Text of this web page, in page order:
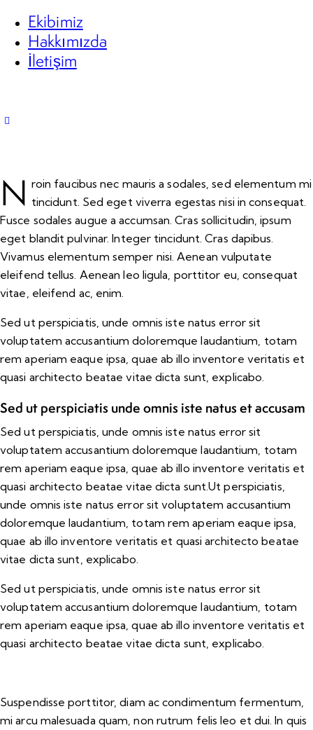
Ekibimiz
Hakkımızda
İletişim
N roin faucibus nec mauris a sodales, sed elementum mi
tincidunt. Sed eget viverra egestas nisi in consequat.
Fusce sodales augue a accumsan. Cras sollicitudin, ipsum
eget blandit pulvinar. Integer tincidunt. Cras dapibus.
Vivamus elementum semper nisi. Aenean vulputate
eleifend tellus. Aenean leo ligula, porttitor eu, consequat
vitae, eleifend ac, enim.
Sed ut perspiciatis, unde omnis iste natus error sit
voluptatem accusantium doloremque laudantium, totam
rem aperiam eaque ipsa, quae ab illo inventore veritatis et
quasi architecto beatae vitae dicta sunt, explicabo.
Sed ut perspiciatis unde omnis iste natus et accusam
Sed ut perspiciatis, unde omnis iste natus error sit
voluptatem accusantium doloremque laudantium, totam
rem aperiam eaque ipsa, quae ab illo inventore veritatis et
quasi architecto beatae vitae dicta sunt.Ut perspiciatis,
unde omnis iste natus error sit voluptatem accusantium
doloremque laudantium, totam rem aperiam eaque ipsa,
quae ab illo inventore veritatis et quasi architecto beatae
vitae dicta sunt, explicabo.
Sed ut perspiciatis, unde omnis iste natus error sit
voluptatem accusantium doloremque laudantium, totam
rem aperiam eaque ipsa, quae ab illo inventore veritatis et
quasi architecto beatae vitae dicta sunt, explicabo.
Suspendisse porttitor, diam ac condimentum fermentum,
mi arcu malesuada quam, non rutrum felis leo et dui. In quis